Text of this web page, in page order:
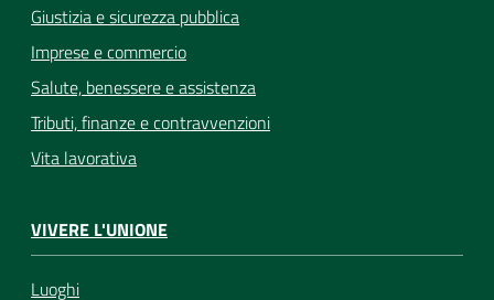
Giustizia e sicurezza pubblica
Imprese e commercio
Salute, benessere e assistenza
Tributi, finanze e contravvenzioni
Vita lavorativa
VIVERE L'UNIONE
Luoghi